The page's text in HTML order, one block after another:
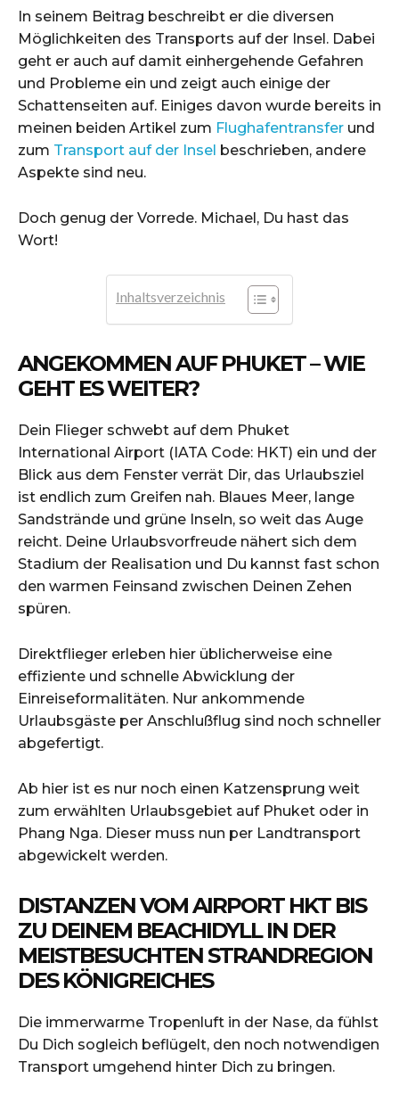
In seinem Beitrag beschreibt er die diversen
Möglichkeiten des Transports auf der Insel. Dabei
geht er auch auf damit einhergehende Gefahren
und Probleme ein und zeigt auch einige der
Schattenseiten auf. Einiges davon wurde bereits in
meinen beiden Artikel zum Flughafentransfer und
zum Transport auf der Insel beschrieben, andere
Aspekte sind neu.
Doch genug der Vorrede. Michael, Du hast das
Wort!
Inhaltsverzeichnis
ANGEKOMMEN AUF PHUKET – WIE
GEHT ES WEITER?
Dein Flieger schwebt auf dem Phuket
International Airport (IATA Code: HKT) ein und der
Blick aus dem Fenster verrät Dir, das Urlaubsziel
ist endlich zum Greifen nah. Blaues Meer, lange
Sandstrände und grüne Inseln, so weit das Auge
reicht. Deine Urlaubsvorfreude nähert sich dem
Stadium der Realisation und Du kannst fast schon
den warmen Feinsand zwischen Deinen Zehen
spüren.
Direktflieger erleben hier üblicherweise eine
effiziente und schnelle Abwicklung der
Einreiseformalitäten. Nur ankommende
Urlaubsgäste per Anschlußflug sind noch schneller
abgefertigt.
Ab hier ist es nur noch einen Katzensprung weit
zum erwählten Urlaubsgebiet auf Phuket oder in
Phang Nga. Dieser muss nun per Landtransport
abgewickelt werden.
DISTANZEN VOM AIRPORT HKT BIS
ZU DEINEM BEACHIDYLL IN DER
MEISTBESUCHTEN STRANDREGION
DES KÖNIGREICHES
Die immerwarme Tropenluft in der Nase, da fühlst
Du Dich sogleich beflügelt, den noch notwendigen
Transport umgehend hinter Dich zu bringen.